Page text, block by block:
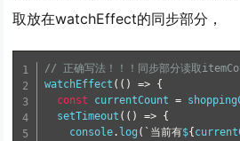
取放在watchEffect的同步部分 ，
// 正确写法！！！同步部分读取
watchEffect ( ( ) => {
const
currentCount =
setTimeout ( ( ) => {
    console
. log ( `当前有${